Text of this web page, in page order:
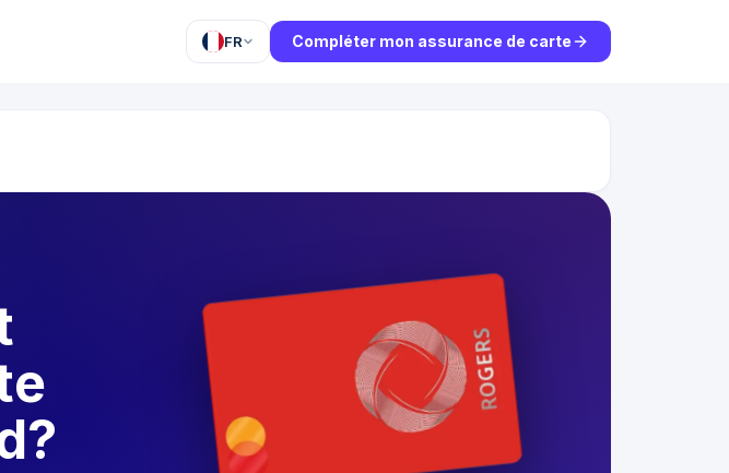
FR Compléter mon assurance de carte